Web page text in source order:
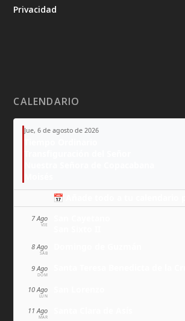
Privacidad
CALENDARIO
Jue, 6 de agosto de 2026
📅 Añade todo a tu calendario
7 Ago
VIE
8 Ago
SÁB
9 Ago
DOM
10 Ago
LUN
11 Ago
MAR